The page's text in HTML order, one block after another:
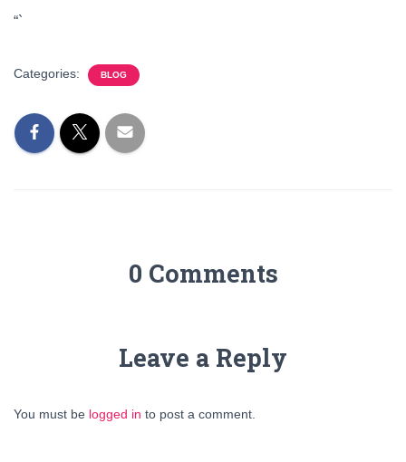
“`
Categories: BLOG
0 Comments
Leave a Reply
You must be logged in to post a comment.